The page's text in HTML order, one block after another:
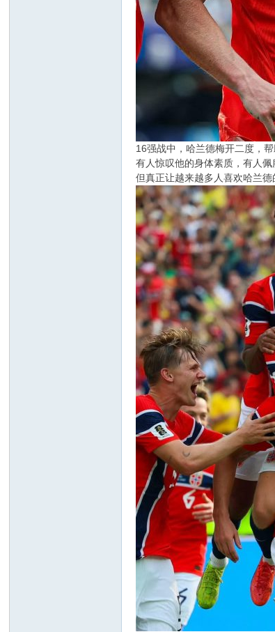
16强战中，哈兰德梅开二度，
有人惊叹他的身体素质，有人
但真正让越来越多人喜欢哈兰德